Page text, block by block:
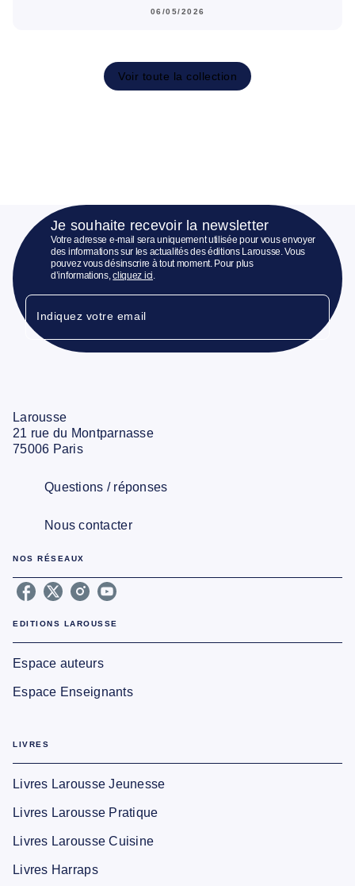
06/05/2026
Voir toute la collection
Je souhaite recevoir la newsletter
Votre adresse e-mail sera uniquement utilisée pour vous envoyer
des informations sur les actualités des éditions Larousse. Vous
pouvez vous désinscrire à tout moment. Pour plus
d’informations,cliquez ici.
Indiquez votre email
Larousse
21 rue du Montparnasse
75006 Paris
Questions / réponses
Nous contacter
NOS RÉSEAUX
EDITIONS LAROUSSE
Espace auteurs
Espace Enseignants
LIVRES
Livres Larousse Jeunesse
Livres Larousse Pratique
Livres Larousse Cuisine
Livres Harraps